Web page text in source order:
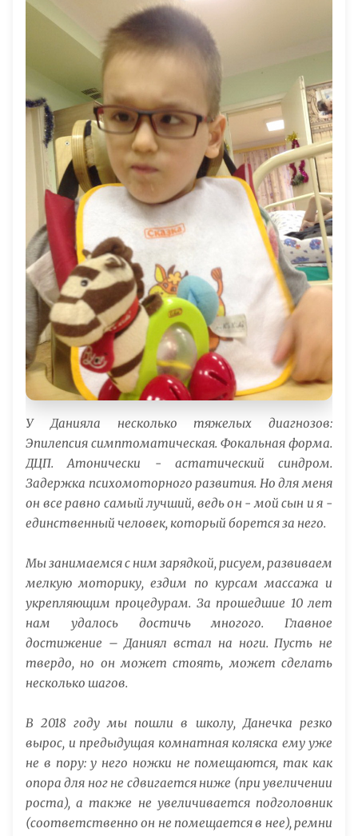
У Данияла несколько тяжелых диагнозов:
Эпилепсия симптоматическая. Фокальная форма.
ДЦП. Атонически - астатический синдром.
Задержка психомоторного развития. Но для меня
он все равно самый лучший, ведь он - мой сын и я -
единственный человек, который борется за него.
Мы занимаемся с ним зарядкой, рисуем, развиваем
мелкую моторику, ездим по курсам массажа и
укрепляющим процедурам. За прошедшие 10 лет
нам удалось достичь многого. Главное
достижение – Даниял встал на ноги. Пусть не
твердо, но он может стоять, может сделать
несколько шагов.
В 2018 году мы пошли в школу, Данечка резко
вырос, и предыдущая комнатная коляска ему уже
не в пору: у него ножки не помещаются, так как
опора для ног не сдвигается ниже (при увеличении
роста), а также не увеличивается подголовник
(соответственно он не помещается в нее), ремни